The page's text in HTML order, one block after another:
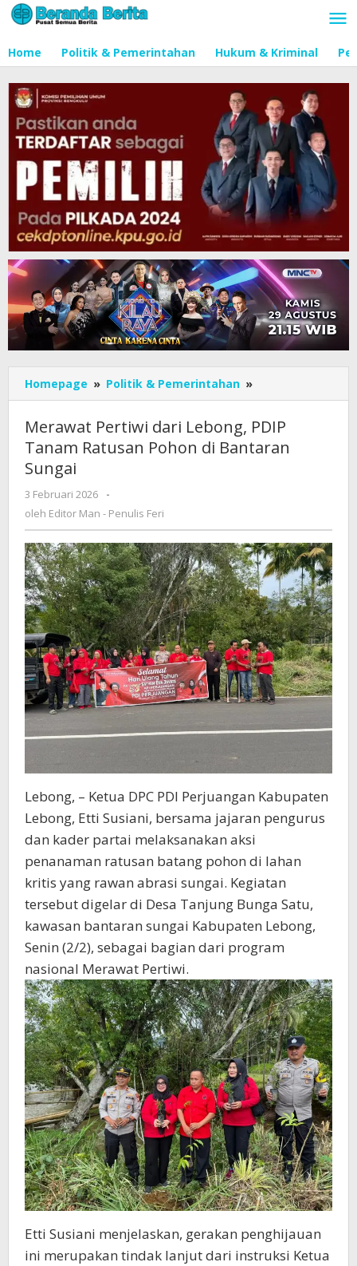
Lewati
ke
Home Politik & Pemerintahan Hukum & Kriminal
Homepage » Politik & Pemerintahan »
Pertiwi
Lebong,
PDIP
Bantaran
Sungai
Merawat Pertiwi dari Lebong, PDIP
Tanam Ratusan Pohon di Bantaran
Sungai
3 Februari 2026
oleh
Editor
Penulis
Feri
-
oleh Editor Man - Penulis Feri
Lebong, – Ketua DPC PDI Perjuangan Kabupaten
Lebong, Etti Susiani, bersama jajaran pengurus
dan kader partai melaksanakan aksi
penanaman ratusan batang pohon di lahan
kritis yang rawan abrasi sungai. Kegiatan
tersebut digelar di Desa Tanjung Bunga Satu,
kawasan bantaran sungai Kabupaten Lebong,
Senin (2/2), sebagai bagian dari program
nasional Merawat Pertiwi.
Etti Susiani menjelaskan, gerakan penghijauan
ini merupakan tindak lanjut dari instruksi Ketua